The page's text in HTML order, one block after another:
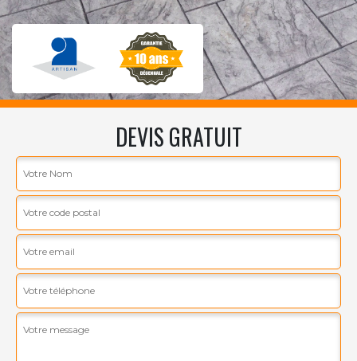
DEVIS GRATUIT